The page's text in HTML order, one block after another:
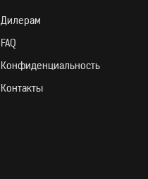
Дилерам
FAQ
Конфиденциальность
Контакты